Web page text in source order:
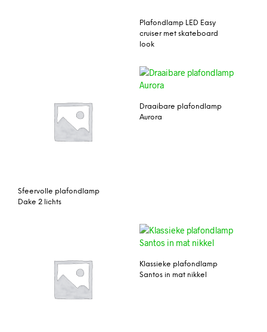
Plafondlamp LED Easy
cruiser met skateboard
look
Sfeervolle plafondlamp
Dake 2 lichts
Draaibare plafondlamp
Aurora
Klassieke plafondlamp
Santos in mat nikkel